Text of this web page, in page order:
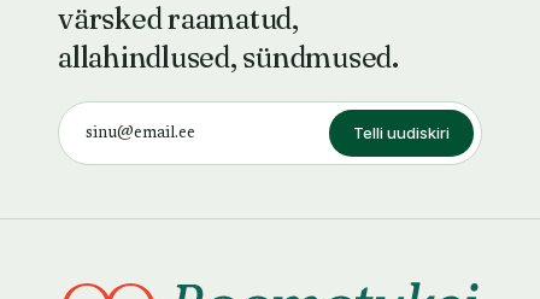
värsked raamatud,
allahindlused, sündmused.
Telli uudiskiri